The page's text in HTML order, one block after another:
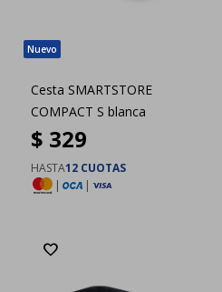
Cesta SMARTSTORE
COMPACT S blanca
$ 329
HASTA12 CUOTAS
|
|